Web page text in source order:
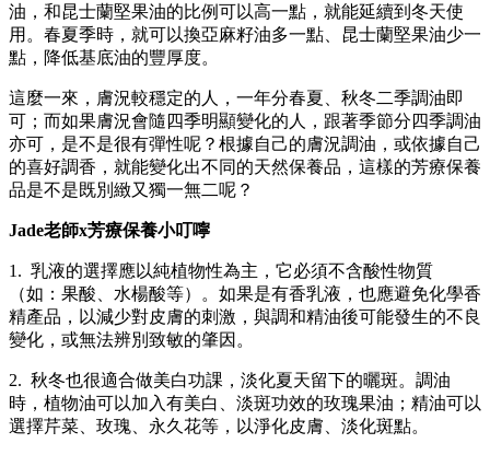
油，和昆士蘭堅果油的比例可以高一點，就能延續到冬天使
用。春夏季時，就可以換亞麻籽油多一點、昆士蘭堅果油少一
點，降低基底油的豐厚度。
這麼一來，膚況較穩定的人，一年分春夏、秋冬二季調油即
可；而如果膚況會隨四季明顯變化的人，跟著季節分四季調油
亦可，是不是很有彈性呢？根據自己的膚況調油，或依據自己
的喜好調香，就能變化出不同的天然保養品，這樣的芳療保養
品是不是既別緻又獨一無二呢？
Jade老師x芳療保養小叮嚀
1. 乳液的選擇應以純植物性為主，它必須不含酸性物質
（如：果酸、水楊酸等）。如果是有香乳液，也應避免化學香
精產品，以減少對皮膚的刺激，與調和精油後可能發生的不良
變化，或無法辨別致敏的肇因。
2. 秋冬也很適合做美白功課，淡化夏天留下的曬斑。調油
時，植物油可以加入有美白、淡斑功效的玫瑰果油；精油可以
選擇芹菜、玫瑰、永久花等，以淨化皮膚、淡化斑點。